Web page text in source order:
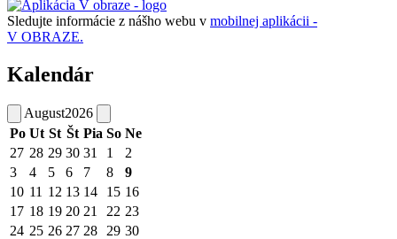
Sledujte informácie z nášho webu v mobilnej aplikácii -
V OBRAZE.
Kalendár
August2026
Po Ut St Št Pia So Ne
27 28 29 30 31 1
2
3
4 5 6 7 8
9
10 11 12 13 14 15 16
17 18 19 20 21 22 23
24 25 26 27 28 29 30